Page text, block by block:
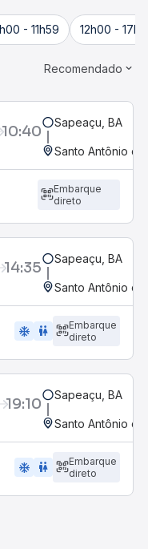
- 11h59 12h00 -
Recomendado
10:40 Sapeaçu, BA
Santo Antônio de
Embarque
direto
14:35 Sapeaçu, BA
Santo Antônio de
ac_unit wc
Embarque
direto
19:10 Sapeaçu, BA
Santo Antônio de
ac_unit wc
Embarque
direto